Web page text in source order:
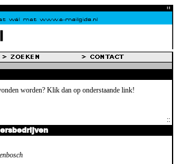
worden? Klik dan op onderstaande link!